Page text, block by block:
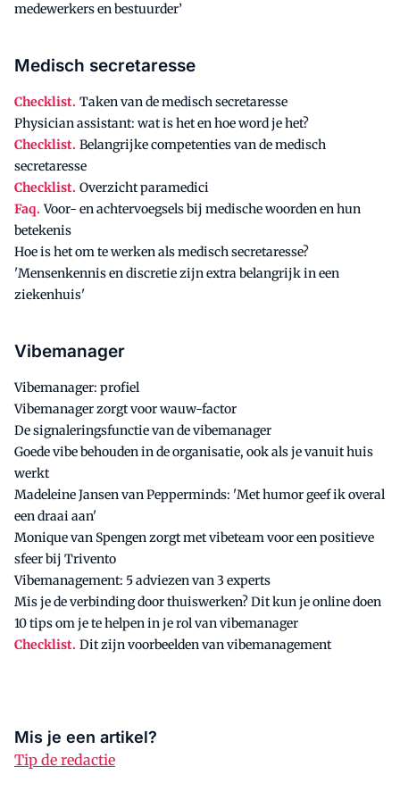
medewerkers en bestuurder’
Medisch secretaresse
Checklist. Taken van de medisch secretaresse
Physician assistant: wat is het en hoe word je het?
Checklist. Belangrijke competenties van de medisch
secretaresse
Checklist. Overzicht paramedici
Faq. Voor- en achtervoegsels bij medische woorden en hun
betekenis
Hoe is het om te werken als medisch secretaresse?
'Mensenkennis en discretie zijn extra belangrijk in een
ziekenhuis'
Vibemanager
Vibemanager: profiel
Vibemanager zorgt voor wauw-factor
De signaleringsfunctie van de vibemanager
Goede vibe behouden in de organisatie, ook als je vanuit huis
werkt
Madeleine Jansen van Pepperminds: 'Met humor geef ik overal
een draai aan'
Monique van Spengen zorgt met vibeteam voor een positieve
sfeer bij Trivento
Vibemanagement: 5 adviezen van 3 experts
Mis je de verbinding door thuiswerken? Dit kun je online doen
10 tips om je te helpen in je rol van vibemanager
Checklist. Dit zijn voorbeelden van vibemanagement
Mis je een artikel?
Tip de redactie